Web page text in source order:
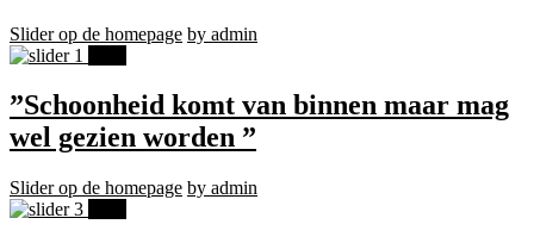
Slider op de homepage by admin
”Schoonheid komt van binnen maar mag
wel gezien worden ”
Slider op de homepage by admin